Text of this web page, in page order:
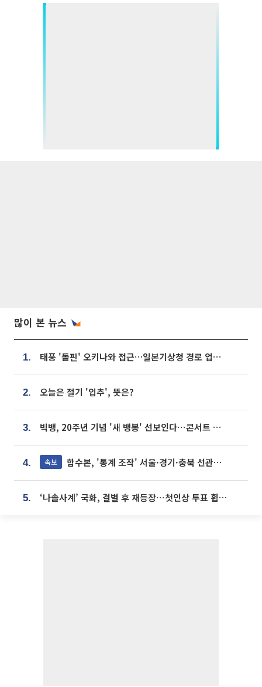
많이 본 뉴스
1. 태풍 '돌핀' 오키나와 접근…일본기상청 경로 업데이트
2. 오늘은 절기 '입추', 뜻은?
3. 빅뱅, 20주년 기념 '새 뱅봉' 선보인다⋯콘서트 앞두고 팝업 개최
4. 속보 합수본, '통계 조작' 서울·경기·충북 선관위 등 추가 압수수색
5. ‘나솔사계’ 국화, 결별 후 재등장⋯첫인상 투표 휩쓸고 ‘인기녀’ 등극